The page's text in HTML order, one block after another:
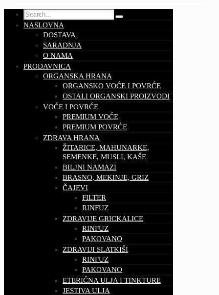
NASLOVNA
DOSTAVA
SARADNJA
O NAMA
PRODAVNICA
ORGANSKA HRANA
ORGANSKO VOĆE I POVRĆE
OSTALI ORGANSKI PROIZVODI
VOĆE I POVRĆE
PREMIUM VOĆE
PREMIUM POVRĆE
ZDRAVA HRANA
ŽITARICE, MAHUNARKE,
SEMENKE, MUSLI, KAŠE
BILJNI NAMAZI
BRASNO, MEKINJE, GRIZ
ČAJEVI
FILTER
RINFUZ
ZDRAVIJE GRICKALICE
RINFUZ
PAKOVANO
ZDRAVIJI SLATKIŠI
RINFUZ
PAKOVANO
ETERIČNA ULJA I TINKTURE
JESTIVA ULJA